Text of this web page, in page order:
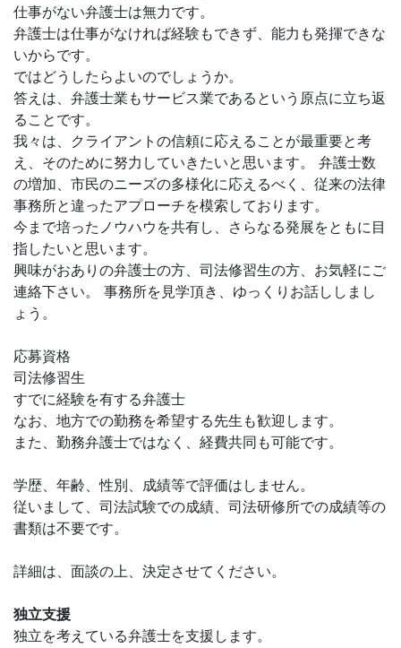
仕事がない弁護士は無力です。
弁護士は仕事がなければ経験もできず、能力も発揮できな
いからです。
ではどうしたらよいのでしょうか。
答えは、弁護士業もサービス業であるという原点に立ち返
ることです。
我々は、クライアントの信頼に応えることが最重要と考
え、そのために努力していきたいと思います。 弁護士数
の増加、市民のニーズの多様化に応えるべく、従来の法律
事務所と違ったアプローチを模索しております。
今まで培ったノウハウを共有し、さらなる発展をともに目
指したいと思います。
興味がおありの弁護士の方、司法修習生の方、お気軽にご
連絡下さい。 事務所を見学頂き、ゆっくりお話ししまし
ょう。
応募資格
司法修習生
すでに経験を有する弁護士
なお、地方での勤務を希望する先生も歓迎します。
また、勤務弁護士ではなく、経費共同も可能です。
学歴、年齢、性別、成績等で評価はしません。
従いまして、司法試験での成績、司法研修所での成績等の
書類は不要です。
詳細は、面談の上、決定させてください。
独立支援
独立を考えている弁護士を支援します。